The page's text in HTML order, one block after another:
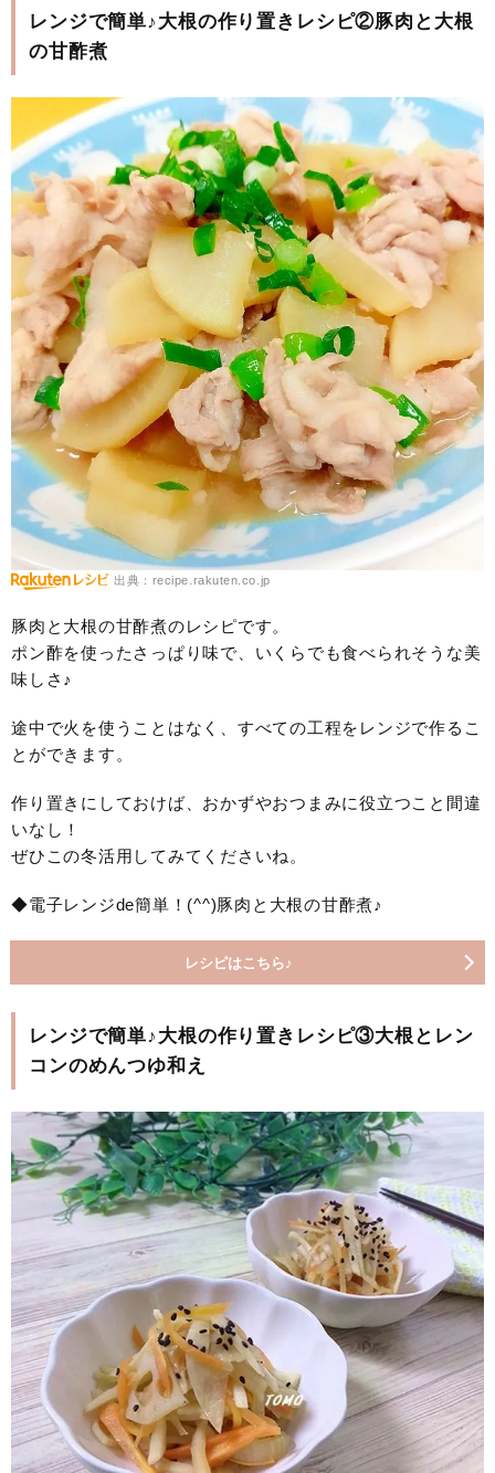
レンジで簡単♪大根の作り置きレシピ②豚肉と大根
の甘酢煮
出典：recipe.rakuten.co.jp
豚肉と大根の甘酢煮のレシピです。
ポン酢を使ったさっぱり味で、いくらでも食べられそうな美
味しさ♪
途中で火を使うことはなく、すべての工程をレンジで作るこ
とができます。
作り置きにしておけば、おかずやおつまみに役立つこと間違
いなし！
ぜひこの冬活用してみてくださいね。
◆電子レンジde簡単！(^^)豚肉と大根の甘酢煮♪
レシピはこちら♪
レンジで簡単♪大根の作り置きレシピ③大根とレン
コンのめんつゆ和え